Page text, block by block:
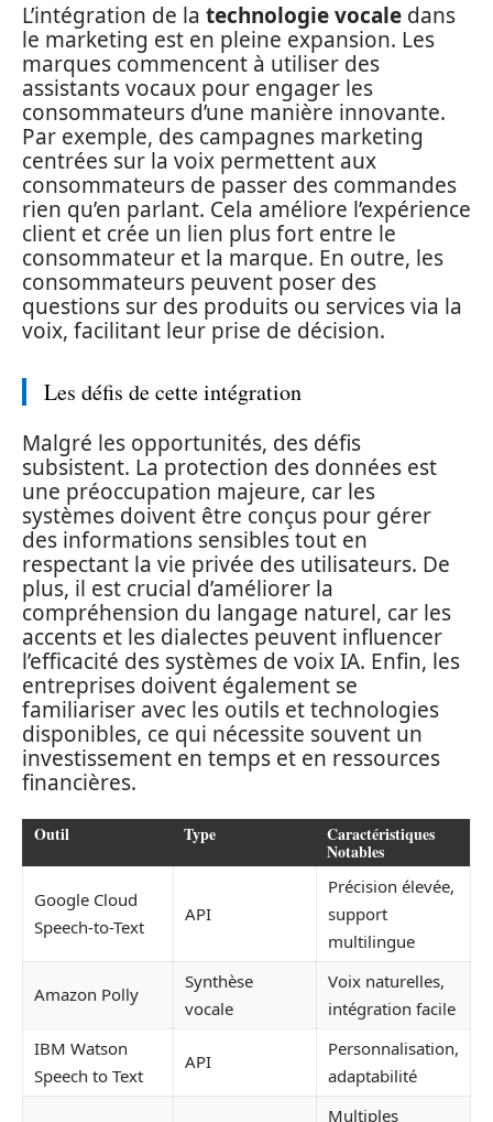
L’intégration de la technologie vocale dans
le marketing est en pleine expansion. Les
marques commencent à utiliser des
assistants vocaux pour engager les
consommateurs d’une manière innovante.
Par exemple, des campagnes marketing
centrées sur la voix permettent aux
consommateurs de passer des commandes
rien qu’en parlant. Cela améliore l’expérience
client et crée un lien plus fort entre le
consommateur et la marque. En outre, les
consommateurs peuvent poser des
questions sur des produits ou services via la
voix, facilitant leur prise de décision.
Les défis de cette intégration
Malgré les opportunités, des défis
subsistent. La protection des données est
une préoccupation majeure, car les
systèmes doivent être conçus pour gérer
des informations sensibles tout en
respectant la vie privée des utilisateurs. De
plus, il est crucial d’améliorer la
compréhension du langage naturel, car les
accents et les dialectes peuvent influencer
l’efficacité des systèmes de voix IA. Enfin, les
entreprises doivent également se
familiariser avec les outils et technologies
disponibles, ce qui nécessite souvent un
investissement en temps et en ressources
financières.
Outil Type Caractéristiques
Notables
Google Cloud
Speech-to-Text
API
Précision élevée,
support
multilingue
Amazon Polly
Synthèse
vocale
Voix naturelles,
intégration facile
IBM Watson
Speech to Text
API
Personnalisation,
adaptabilité
Multiples